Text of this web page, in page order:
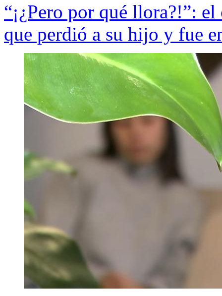
“¡¿Pero por qué llora?!”:
que perdió a su hijo y fue